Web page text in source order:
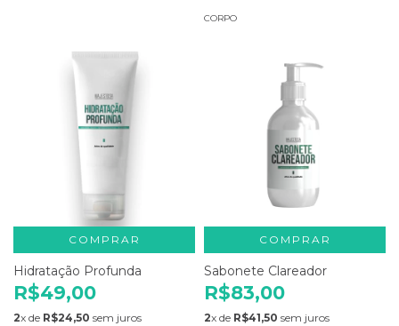
CORPO
COMPRAR
Hidratação Profunda
R$49,00
2x de R$24,50 sem juros
COMPRAR
Sabonete Clareador
R$83,00
2x de R$41,50 sem juros